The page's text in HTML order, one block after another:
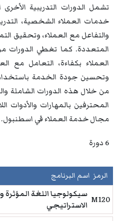
تشمل الدورات التدريبية
خدمات العملاء الشخصية،
والتفاعل مع العملاء، وتحقيق
المتعددة. كما تغطي
العملاء بكفاءة، التعامل مع
وتحسين جودة الخدمة
من خلال هذه الدورات الشاملة
المحترفين بالمهارات والأدوات
مجال خدمة العملاء في اسطنبول.
6 دورة
الرمز اسم البرنامج
M120 سيكولوجيا اللغة المؤثرة
الاستراتيجي